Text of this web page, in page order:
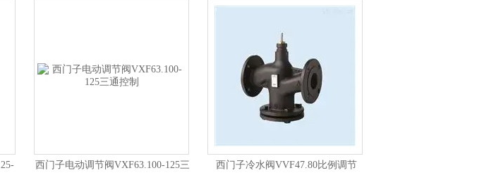
西门子电动调节阀VXF63.100-125三
西门子冷水阀VVF47.80比例调节